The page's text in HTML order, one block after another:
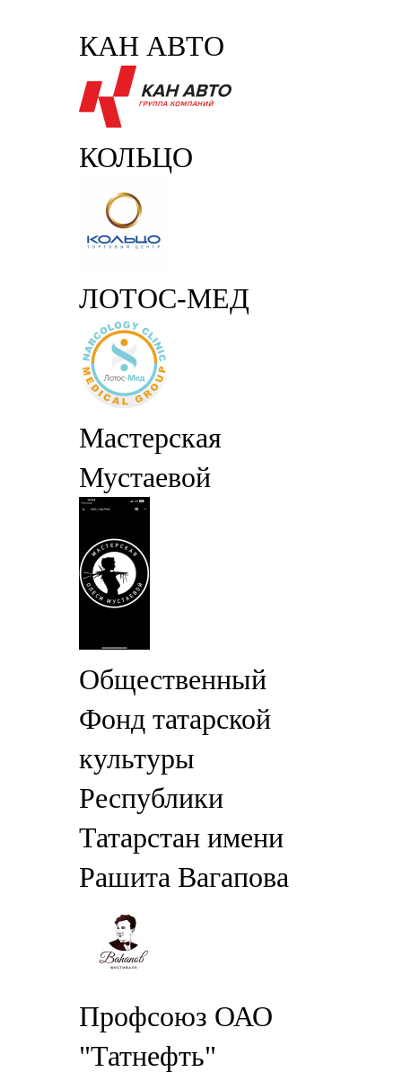
КАН АВТО
КОЛЬЦО
ЛОТОС-МЕД
Мастерская
Мустаевой
Общественный
Фонд татарской
культуры
Республики
Татарстан имени
Рашита Вагапова
Профсоюз ОАО
"Татнефть"